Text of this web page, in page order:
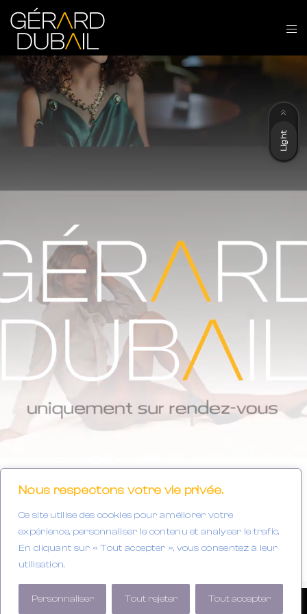
Nous respectons votre vie privée.
Ce site utilise des cookies pour améliorer votre
expérience, personnaliser le contenu et analyser le trafic.
En cliquant sur « Tout accepter », vous consentez à leur
utilisation.
Personnaliser Tout rejeter Tout accepter
DERRIÈRE L’OBJECTIF
Light
Dark